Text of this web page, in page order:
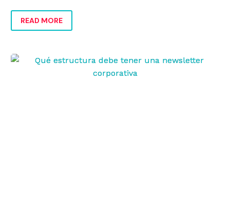
READ MORE
Qué
estructura